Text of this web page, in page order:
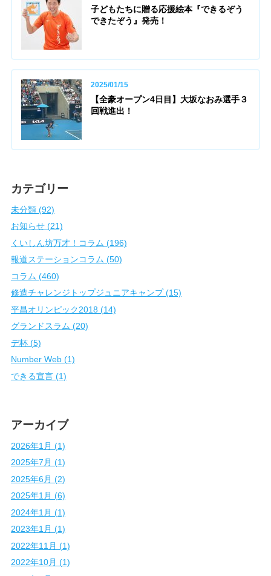
子どもたちに贈る応援絵本『できるぞう
できたぞう』発売！
2025/01/15
【全豪オープン4日目】大坂なおみ選手３
回戦進出！
カテゴリー
未分類 (92)
お知らせ (21)
くいしん坊万才！コラム (196)
報道ステーションコラム (50)
コラム (460)
修造チャレンジトップジュニアキャンプ (15)
平昌オリンピック2018 (14)
グランドスラム (20)
デ杯 (5)
Number Web (1)
できる宣言 (1)
アーカイブ
2026年1月 (1)
2025年7月 (1)
2025年6月 (2)
2025年1月 (6)
2024年1月 (1)
2023年1月 (1)
2022年11月 (1)
2022年10月 (1)